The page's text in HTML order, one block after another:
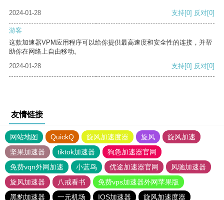
2024-01-28 支持[0] 反对[0]
游客
这款加速器VPM应用程序可以给你提供最高速度和安全性的连接，并帮
助你在网络上自由移动。
2024-01-28
支持[0] 反对[0]
友情链接
网站地图 QuickQ 旋风加速度器 旋风
旋风加速
坚果加速器
tiktok加速器
狗急加速器官网
免费vqn外网加速
小蓝鸟 优途加速器官网
风驰加速器
旋风加速器
八戒看书
免费vps加速器外网苹果版
黑豹加速器
一元机场 IOS加速器 旋风加速度器